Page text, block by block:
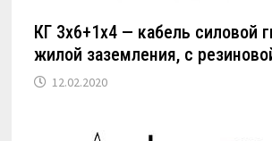
КГ 3х6+1х4 — кабель силовой
жилой заземления, с
12.02.2020